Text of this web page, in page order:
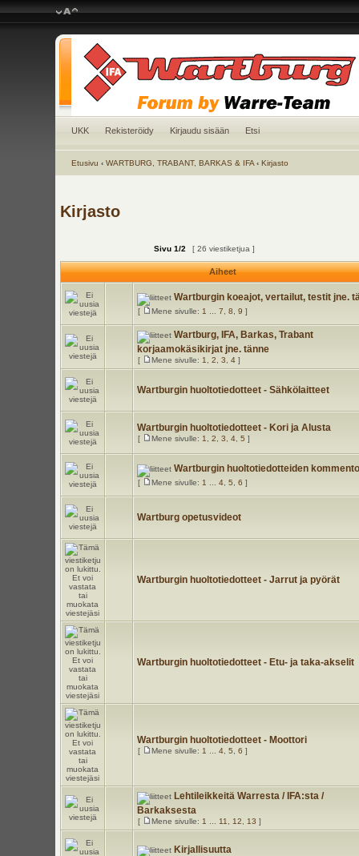
UKK Rekisteröidy Kirjaudu sisään Etsi
Etusivu ‹ WARTBURG, TRABANT, BARKAS & IFA ‹ Kirjasto
Kirjasto
Sivu 1/2 [ 26 viestiketjua ]
Aiheet
Wartburgin koeajot, vertailut, testit jne.
[ Mene sivulle: 1 7 8 9 ]
Wartburg, IFA, Barkas, Trabant
korjaamokäsikirjat jne. tänne
[ Mene sivulle: 1 2 3 4]
Wartburgin huoltotiedotteet - Sähkölaitteet
Wartburgin huoltotiedotteet - Kori ja Alusta
[ Mene sivulle: 1 2 3 4, 5 ]
Wartburgin huoltotiedotteiden
[ Mene sivulle: 1 4, 5 6 ]
Wartburg opetusvideot
Wartburgin huoltotiedotteet - Jarrut ja pyörät
Wartburgin huoltotiedotteet - Etu- ja taka-akselit
Wartburgin huoltotiedotteet - Moottori
[ Mene sivulle: 1 4, 5 6 ]
Lehtileikkeitä Warresta / IFA:sta /
Barkaksesta
[ Mene sivulle: 1 11 12 13 ]
Kirjallisuutta